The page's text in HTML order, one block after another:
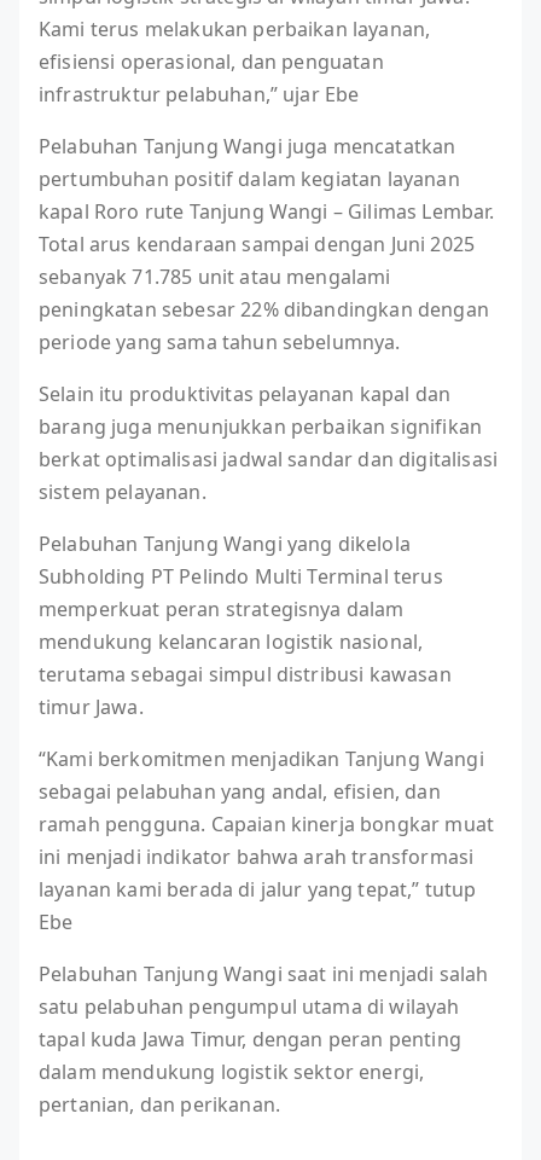
Kami terus melakukan perbaikan layanan,
efisiensi operasional, dan penguatan
infrastruktur pelabuhan,” ujar Ebe
Pelabuhan Tanjung Wangi juga mencatatkan
pertumbuhan positif dalam kegiatan layanan
kapal Roro rute Tanjung Wangi – Gilimas Lembar.
Total arus kendaraan sampai dengan Juni 2025
sebanyak 71.785 unit atau mengalami
peningkatan sebesar 22% dibandingkan dengan
periode yang sama tahun sebelumnya.
Selain itu produktivitas pelayanan kapal dan
barang juga menunjukkan perbaikan signifikan
berkat optimalisasi jadwal sandar dan digitalisasi
sistem pelayanan.
Pelabuhan Tanjung Wangi yang dikelola
Subholding PT Pelindo Multi Terminal terus
memperkuat peran strategisnya dalam
mendukung kelancaran logistik nasional,
terutama sebagai simpul distribusi kawasan
timur Jawa.
“Kami berkomitmen menjadikan Tanjung Wangi
sebagai pelabuhan yang andal, efisien, dan
ramah pengguna. Capaian kinerja bongkar muat
ini menjadi indikator bahwa arah transformasi
layanan kami berada di jalur yang tepat,” tutup
Ebe
Pelabuhan Tanjung Wangi saat ini menjadi salah
satu pelabuhan pengumpul utama di wilayah
tapal kuda Jawa Timur, dengan peran penting
dalam mendukung logistik sektor energi,
pertanian, dan perikanan.